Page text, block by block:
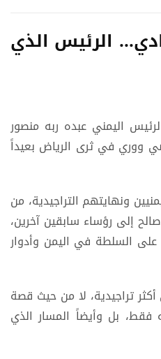
الرئيس الذي
اليمني عبده ربه منصور
الماضي ووري في ثرى الرياض بعيداً
ونهايتهم التراجيدية، من
إلى رؤساء سابقين آخرين،
على السلطة في اليمن وأدوار
تراجيدية، لا من حيث قصة
بل وأيضاً المسار الذي